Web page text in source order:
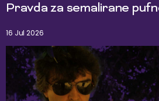
Pravda za semalirane
16 Jul 2026